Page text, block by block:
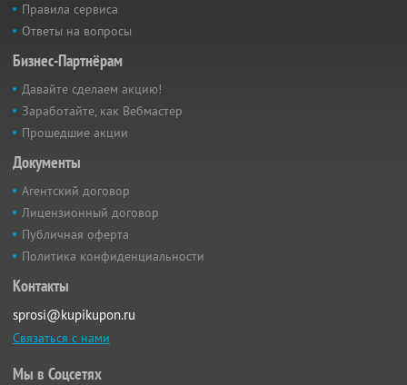
Правила сервиса
Ответы на вопросы
Бизнес-Партнёрам
Давайте сделаем акцию!
Заработайте, как Вебмастер
Прошедшие акции
Документы
Агентский договор
Лицензионный договор
Публичная оферта
Политика конфиденциальности
Контакты
sprosi@kupikupon.ru
Связаться с нами
Мы в Соцсетях